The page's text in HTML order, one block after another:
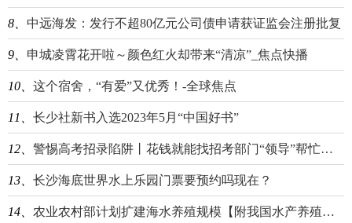
8、 中远海发：发行不超80亿元公司债申请获证监会注册批复
9、 申城凌霄花开啦～颜色红火却带来“清凉”_焦点快播
10、 这个宿舍，“有爱”又优秀！-全球焦点
11、 长少社新书入选2023年5月“中国好书”
12、 警惕高考招录陷阱丨花钱就能找招考部门“领导”帮忙加分？别信！
13、 长沙海底世界水上乐园门票要预约吗现在？
14、 农业农村部计划扩建海水养殖规模【附我国水产养殖产业及预测】